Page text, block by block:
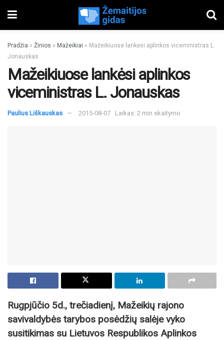
Pradžia » Žinios » Mažeikiai » Mažeikiuose lankėsi aplinkos viceministras L.
Jonauskas
Mažeikiuose lankėsi aplinkos
viceministras L. Jonauskas
Paulius Liškauskas 2015-08-07 Laikas: 2 min skaitymo
Rugpjūčio 5d., trečiadienį, Mažeikių rajono
savivaldybės tarybos posėdžių salėje vyko
susitikimas su Lietuvos Respublikos Aplinkos